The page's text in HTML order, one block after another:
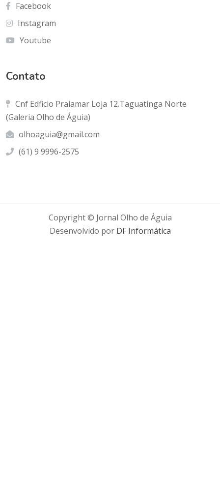
Facebook
Instagram
Youtube
Contato
Cnf Edficio Praiamar Loja 12.Taguatinga Norte
(Galeria Olho de Águia)
olhoaguia@gmail.com
(61) 9 9996-2575
Copyright © Jornal Olho de Águia
Desenvolvido porDF Informática